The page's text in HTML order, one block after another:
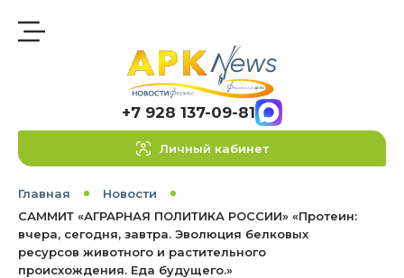
+7 928 137-09-81
Личный кабинет
Главная
Новости
САММИТ «АГРАРНАЯ ПОЛИТИКА РОССИИ» «Протеин:
вчера, сегодня, завтра. Эволюция белковых
ресурсов животного и растительного
происхождения. Еда будущего.»